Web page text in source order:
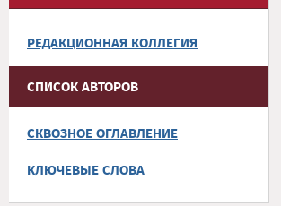
РЕДАКЦИОННАЯ КОЛЛЕГИЯ
СПИСОК АВТОРОВ
СКВОЗНОЕ ОГЛАВЛЕНИЕ
КЛЮЧЕВЫЕ СЛОВА